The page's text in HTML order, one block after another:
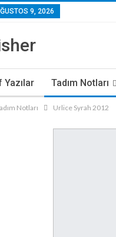
9, 2026
Yazılar Tadım Notları
Notları Urlice Syrah 2012